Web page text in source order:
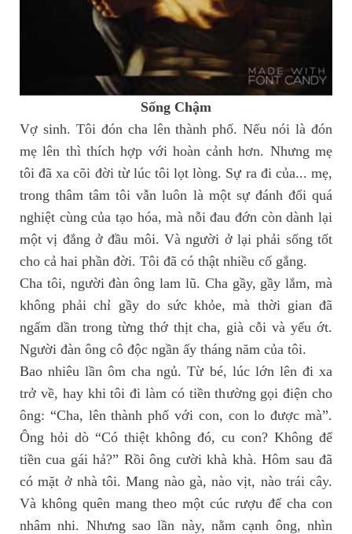
Sống Chậm
Vợ sinh. Tôi đón cha lên thành phố. Nếu nói là đón
mẹ lên thì thích hợp với hoàn cảnh hơn. Nhưng mẹ
tôi đã xa cõi đời từ lúc tôi lọt lòng. Sự ra đi của... mẹ,
trong thâm tâm tôi vẫn luôn là một sự đánh đổi quá
nghiệt cùng của tạo hóa, mà nỗi đau đớn còn dành lại
một vị đắng ở đầu môi. Và người ở lại phải sống tốt
cho cả hai phần đời. Tôi đã có thật nhiều cố gắng.
Cha tôi, người đàn ông lam lũ. Cha gầy, gầy lắm, mà
không phải chỉ gầy do sức khỏe, mà thời gian đã
ngấm dần trong từng thớ thịt cha, già cỗi và yếu ớt.
Người đàn ông cô độc ngần ấy tháng năm của tôi.
Bao nhiêu lần ôm cha ngủ. Từ bé, lúc lớn lên đi xa
trở về, hay khi tôi đi làm có tiền thường gọi điện cho
ông: “Cha, lên thành phố với con, con lo được mà”.
Ông hỏi dò “Có thiệt không đó, cu con? Không để
tiền cua gái hả?” Rồi ông cười khà khà. Hôm sau đã
có mặt ở nhà tôi. Mang nào gà, nào vịt, nào trái cây.
Và không quên mang theo một cúc rượu để cha con
nhâm nhi. Nhưng sao lần này, nằm cạnh ông, nhìn